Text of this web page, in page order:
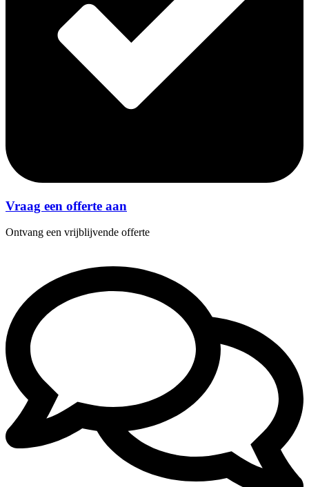
Vraag een offerte aan
Ontvang een vrijblijvende offerte